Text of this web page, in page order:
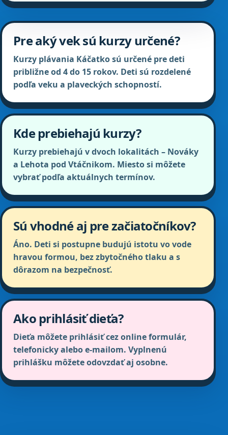
Pre aký vek sú kurzy určené?
Kurzy plávania Káčatko sú určené pre deti
približne od 4 do 15 rokov. Deti sú rozdelené
podľa veku a plaveckých schopností.
Kde prebiehajú kurzy?
Kurzy prebiehajú v dvoch lokalitách – Nováky
a Lehota pod Vtáčnikom. Miesto si môžete
vybrať podľa aktuálnych termínov.
Sú vhodné aj pre začiatočníkov?
Áno. Deti si postupne budujú istotu vo vode
hravou formou, bez zbytočného tlaku a s
dôrazom na bezpečnosť.
Ako prihlásiť dieťa?
Dieťa môžete prihlásiť cez online formulár,
telefonicky alebo e-mailom. Vyplnenú
prihlášku môžete odovzdať aj osobne.